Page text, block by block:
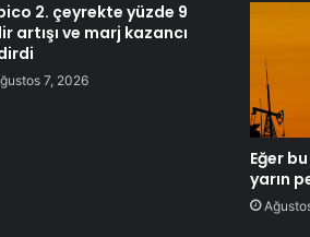
2. çeyrekte yüzde 9
artışı ve marj kazancı
7, 2026
Eğer
yarın